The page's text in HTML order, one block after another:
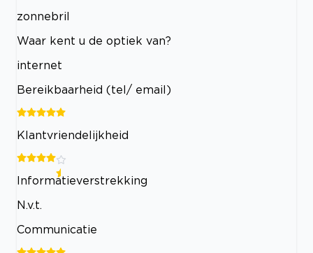
zonnebril
Waar kent u de optiek van?
internet
Bereikbaarheid (tel/ email)
Klantvriendelijkheid
Informatieverstrekking
N.v.t.
Communicatie